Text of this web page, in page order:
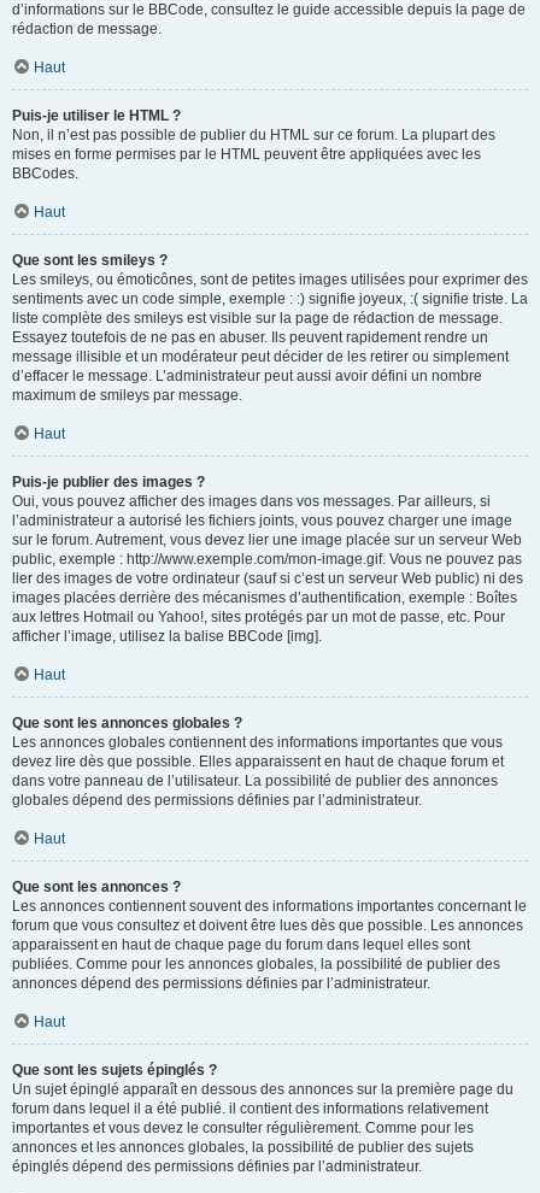
d’informations sur le BBCode, consultez le guide accessible depuis la page de
rédaction de message.
Haut
Puis-je utiliser le HTML ?
Non, il n’est pas possible de publier du HTML sur ce forum. La plupart des
mises en forme permises par le HTML peuvent être appliquées avec les
BBCodes.
Haut
Que sont les smileys ?
Les smileys, ou émoticônes, sont de petites images utilisées pour exprimer des
sentiments avec un code simple, exemple : :) signifie joyeux, :( signifie triste. La
liste complète des smileys est visible sur la page de rédaction de message.
Essayez toutefois de ne pas en abuser. Ils peuvent rapidement rendre un
message illisible et un modérateur peut décider de les retirer ou simplement
d’effacer le message. L’administrateur peut aussi avoir défini un nombre
maximum de smileys par message.
Haut
Puis-je publier des images ?
Oui, vous pouvez afficher des images dans vos messages. Par ailleurs, si
l’administrateur a autorisé les fichiers joints, vous pouvez charger une image
sur le forum. Autrement, vous devez lier une image placée sur un serveur Web
public, exemple : http://www.exemple.com/mon-image.gif. Vous ne pouvez pas
lier des images de votre ordinateur (sauf si c’est un serveur Web public) ni des
images placées derrière des mécanismes d’authentification, exemple : Boîtes
aux lettres Hotmail ou Yahoo!, sites protégés par un mot de passe, etc. Pour
afficher l’image, utilisez la balise BBCode [img].
Haut
Que sont les annonces globales ?
Les annonces globales contiennent des informations importantes que vous
devez lire dès que possible. Elles apparaissent en haut de chaque forum et
dans votre panneau de l’utilisateur. La possibilité de publier des annonces
globales dépend des permissions définies par l’administrateur.
Haut
Que sont les annonces ?
Les annonces contiennent souvent des informations importantes concernant le
forum que vous consultez et doivent être lues dès que possible. Les annonces
apparaissent en haut de chaque page du forum dans lequel elles sont
publiées. Comme pour les annonces globales, la possibilité de publier des
annonces dépend des permissions définies par l’administrateur.
Haut
Que sont les sujets épinglés ?
Un sujet épinglé apparaît en dessous des annonces sur la première page du
forum dans lequel il a été publié. il contient des informations relativement
importantes et vous devez le consulter régulièrement. Comme pour les
annonces et les annonces globales, la possibilité de publier des sujets
épinglés dépend des permissions définies par l’administrateur.